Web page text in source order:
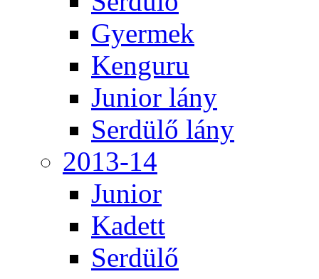
Gyermek
Kenguru
Junior lány
Serdülő lány
2013-14
Junior
Kadett
Serdülő